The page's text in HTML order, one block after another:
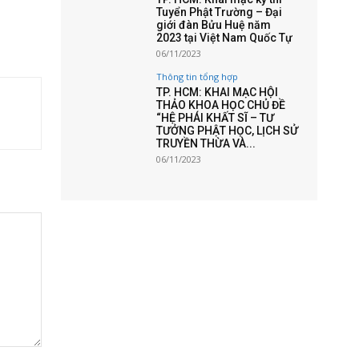
Tuyển Phật Trường – Đại
giới đàn Bửu Huệ năm
2023 tại Việt Nam Quốc Tự
06/11/2023
Thông tin tổng hợp
TP. HCM: KHAI MẠC HỘI
THẢO KHOA HỌC CHỦ ĐỀ
“HỆ PHÁI KHẤT SĨ – TƯ
TƯỞNG PHẬT HỌC, LỊCH SỬ
TRUYỀN THỪA VÀ...
06/11/2023